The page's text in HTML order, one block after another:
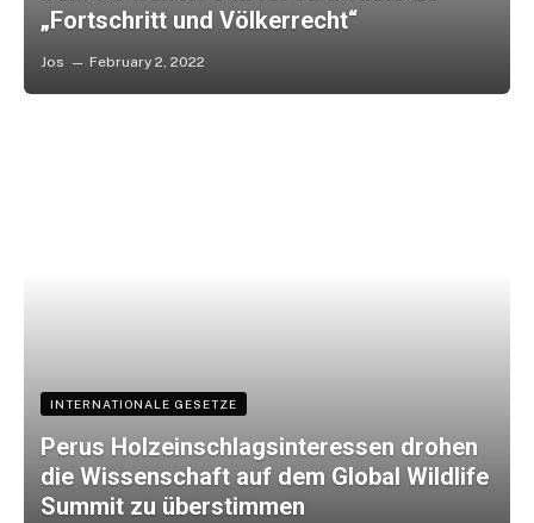
„Fortschritt und Völkerrecht“
Jos February 2, 2022
INTERNATIONALE GESETZE
Perus Holzeinschlagsinteressen drohen
die Wissenschaft auf dem Global Wildlife
Summit zu überstimmen